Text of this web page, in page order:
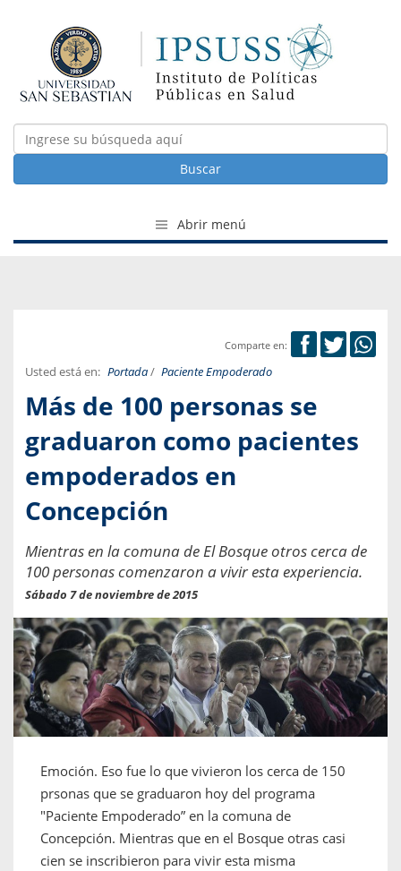
Buscar
Abrir menú
Comparte en:
Usted está en: Portada/ Paciente Empoderado
Más de 100 personas se
graduaron como pacientes
empoderados en
Concepción
Mientras en la comuna de El Bosque otros cerca de
100 personas comenzaron a vivir esta experiencia.
Sábado 7 de noviembre de 2015
Emoción. Eso fue lo que vivieron los cerca de 150
prsonas que se graduaron hoy del programa
"Paciente Empoderado” en la comuna de
Concepción. Mientras que en el Bosque otras casi
cien se inscribieron para vivir esta misma